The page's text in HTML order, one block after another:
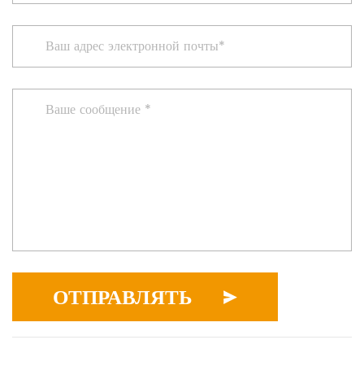
ОТПРАВЛЯТЬ